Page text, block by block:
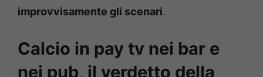
improvvisamente gli scenari.
Calcio in pay tv nei bar e
nei pub, il verdetto della